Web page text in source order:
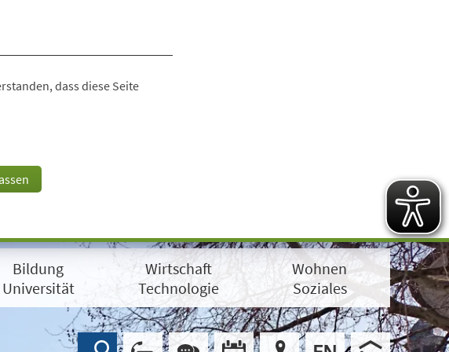
dass diese Seite
Bildung
Universität
Wirtschaft
Technologie
Wohnen
Soziales